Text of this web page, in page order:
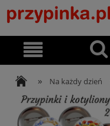
» Na każdy dzień